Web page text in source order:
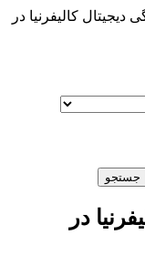
دیجیتال کالیفرنیا در
در